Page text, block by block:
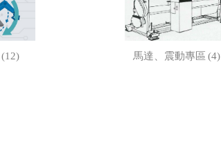
(12) 馬達、震動專區 (4)